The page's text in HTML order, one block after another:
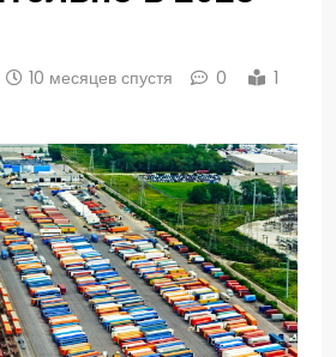
10 месяцев спустя 0
1